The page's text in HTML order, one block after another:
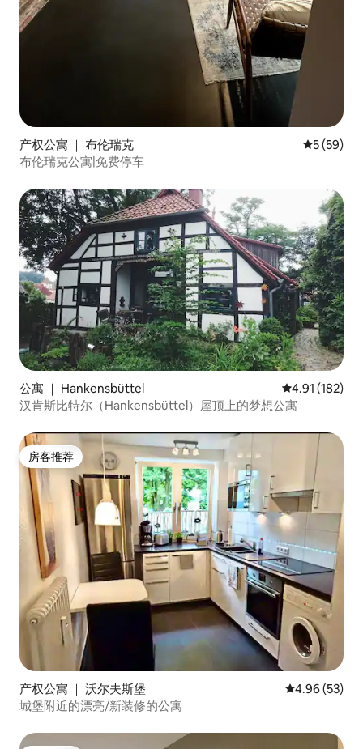
产权公寓 ｜ 布伦瑞克 平均评分
5 (59)
布伦瑞克公寓|免费停车
公寓 ｜ Hankensbüttel 平均评分 4.91
4.91 (182)
汉肯斯比特尔（Hankensbüttel）屋顶上的梦想公寓
房客推荐
房客推荐
产权公寓 ｜ 沃尔夫斯堡 平均评分
4.96 (53)
城堡附近的漂亮/新装修的公寓